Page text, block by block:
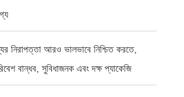
নিরাপত্তা আরও ভালভাবে নিশ্চিত করতে,
বান্ধব, সুবিধাজনক এবং দক্ষ প্যাকেজি